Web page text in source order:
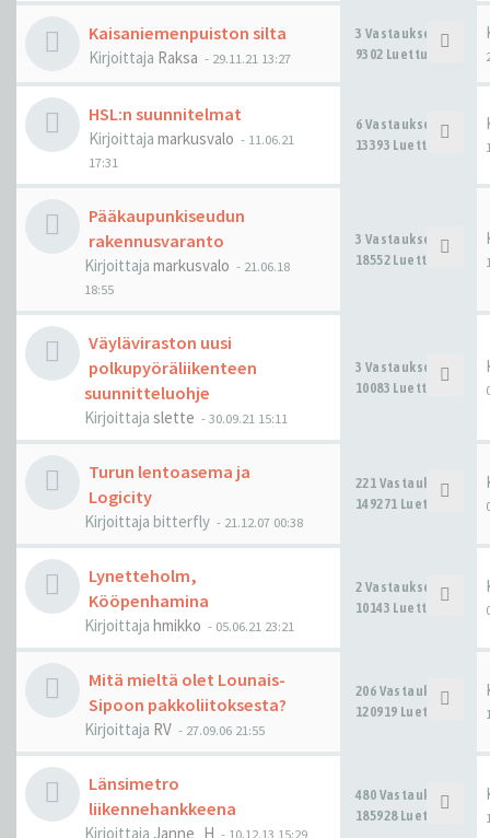
Kaisaniemenpuiston silta
Kirjoittaja Raksa - 29.11.21 13:27
3 Vastaukset
9302 Luettu
HSL:n suunnitelmat
Kirjoittaja markusvalo - 11.06.21
17:31
6 Vastaukset
13393 Luettu
Pääkaupunkiseudun
rakennusvaranto
Kirjoittaja markusvalo - 21.06.18
18:55
3 Vastaukset
18552 Luettu
Väyläviraston uusi
polkupyöräliikenteen
suunnitteluohje
Kirjoittaja slette -30.09.21 15:11
3 Vastaukset
10083 Luettu
Turun lentoasema ja
Logicity
Kirjoittaja bitterfly - 21.12.07 00:38
221 Vastaukset
149271 Luettu
Lynetteholm,
Kööpenhamina
Kirjoittaja hmikko - 05.06.21 23:21
2 Vastaukset
10143 Luettu
Mitä mieltä olet Lounais-
Sipoon pakkoliitoksesta?
Kirjoittaja RV - 27.09.06 21:55
206 Vastaukset
120919 Luettu
Länsimetro
liikennehankkeena
Kirjoittaja Janne_H - 10.12.13 15:29
480 Vastaukset
185928 Luettu